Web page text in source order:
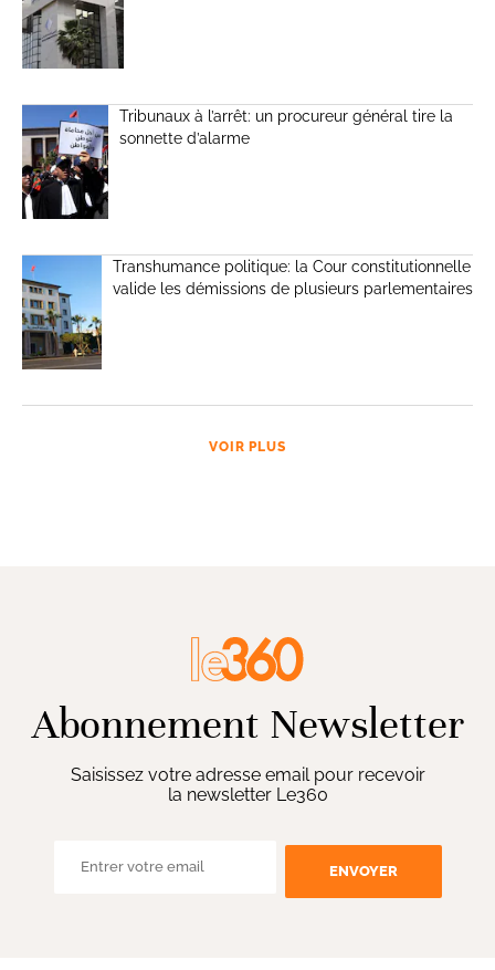
Tribunaux à l’arrêt: un procureur général tire la
sonnette d’alarme
Transhumance politique: la Cour constitutionnelle
valide les démissions de plusieurs parlementaires
VOIR PLUS
Abonnement Newsletter
Saisissez votre adresse email pour recevoir
la newsletter Le360
ENVOYER